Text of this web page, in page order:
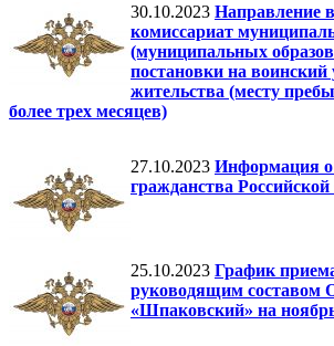
30.10.2023 Направление
комиссариат
(муниципальных
постановки на воинский
жительства (месту
более трех месяцев)
27.10.2023 Информация о
гражданства
25.10.2023 График
руководящим составом
«Шпаковский» на